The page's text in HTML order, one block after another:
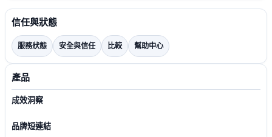
信任與狀態
服務狀態 安全與信任 比較 幫助中心
產品
成效洞察
品牌短連結